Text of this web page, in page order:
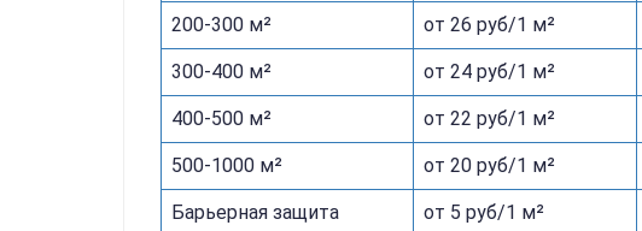
200-300 м² от 26 руб/1 м²
300-400 м² от 24 руб/1 м²
400-500 м² от 22 руб/1 м²
500-1000 м² от 20 руб/1 м²
Барьерная защита от 5 руб/1 м²